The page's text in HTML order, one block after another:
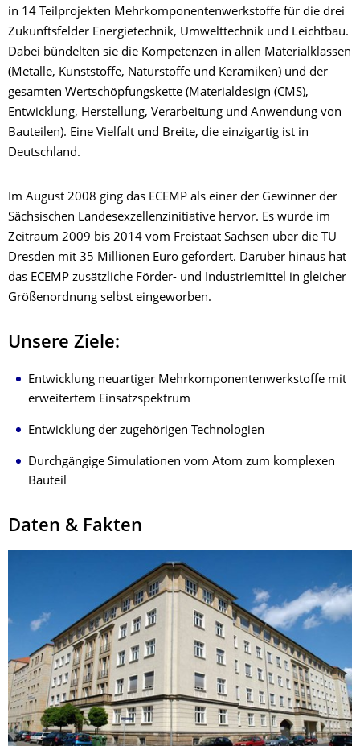
in 14 Teilprojekten Mehrkomponentenwerkstoffe für die drei
Zukunftsfelder Energietechnik, Umwelttechnik und Leichtbau.
Dabei bündelten sie die Kompetenzen in allen Materialklassen
(Metalle, Kunststoffe, Naturstoffe und Keramiken) und der
gesamten Wertschöpfungskette (Materialdesign (CMS),
Entwicklung, Herstellung, Verarbeitung und Anwendung von
Bauteilen). Eine Vielfalt und Breite, die einzigartig ist in
Deutschland.
Im August 2008 ging das ECEMP als einer der Gewinner der
Sächsischen Landesexzellenzinitiative hervor. Es wurde im
Zeitraum 2009 bis 2014 vom Freistaat Sachsen über die TU
Dresden mit 35 Millionen Euro gefördert. Darüber hinaus hat
das ECEMP zusätzliche Förder- und Industriemittel in gleicher
Größenordnung selbst eingeworben.
Unsere Ziele:
Entwicklung neuartiger Mehrkomponentenwerkstoffe mit
erweitertem Einsatzspektrum
Entwicklung der zugehörigen Technologien
Durchgängige Simulationen vom Atom zum komplexen
Bauteil
Daten & Fakten